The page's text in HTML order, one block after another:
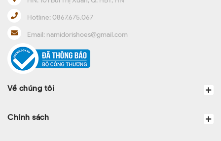
Hotline:0867.675.067
Email: namidorishoes@gmail.com
Về chúng tôi
Chính sách